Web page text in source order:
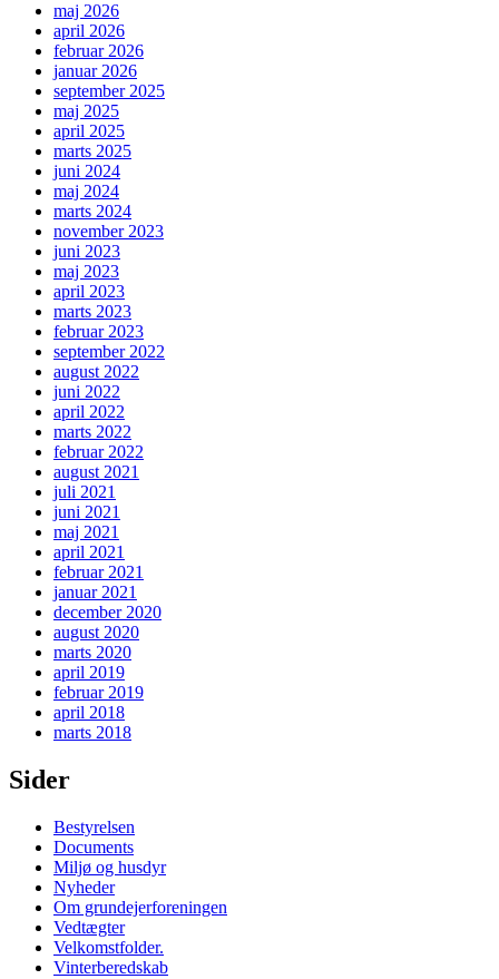
maj 2026
april 2026
februar 2026
januar 2026
september 2025
maj 2025
april 2025
marts 2025
juni 2024
maj 2024
marts 2024
november 2023
juni 2023
maj 2023
april 2023
marts 2023
februar 2023
september 2022
august 2022
juni 2022
april 2022
marts 2022
februar 2022
august 2021
juli 2021
juni 2021
maj 2021
april 2021
februar 2021
januar 2021
december 2020
august 2020
marts 2020
april 2019
februar 2019
april 2018
marts 2018
Sider
Bestyrelsen
Documents
Miljø og husdyr
Nyheder
Om grundejerforeningen
Vedtægter
Velkomstfolder.
Vinterberedskab